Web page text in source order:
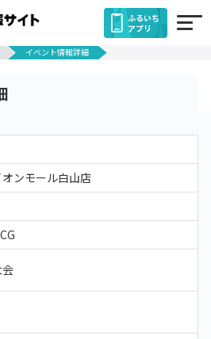
ふるいち
アプリ
イベント情報詳細
ンモール白山店